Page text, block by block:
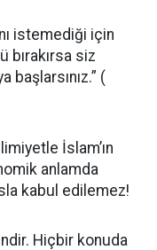
istemediği için
bırakırsa siz
başlarsınız.” (
İslam’ın
anlamda
kabul edilemez!
Hiçbir konuda